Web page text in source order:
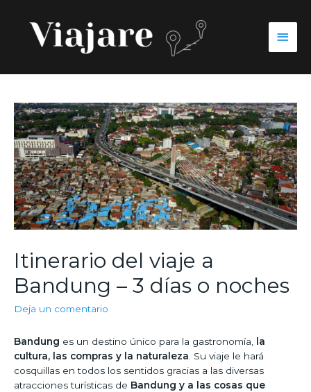
Itinerario del viaje a
Bandung – 3 días o noches
Deja un comentario
Bandung es un destino único para la gastronomía, la
cultura, las compras y la naturaleza. Su viaje le hará
cosquillas en todos los sentidos gracias a las diversas
atracciones turísticas de Bandung y a las cosas que